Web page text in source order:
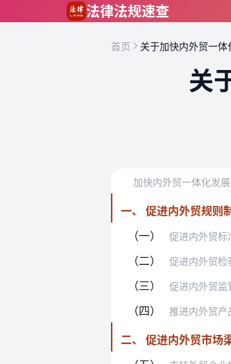
法律法规速查
首页 关于加快内外贸一
关
一、 促进内外贸规则
（一）
促进内外贸标准
（二） 促进内外贸检验
（三） 促进内外贸监管
（四） 推进内外贸产品
二、 促进内外贸市场